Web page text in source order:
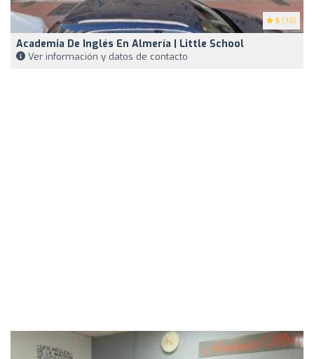
5 (38)
Academia De Inglés En Almería | Little School
Ver información y datos de contacto